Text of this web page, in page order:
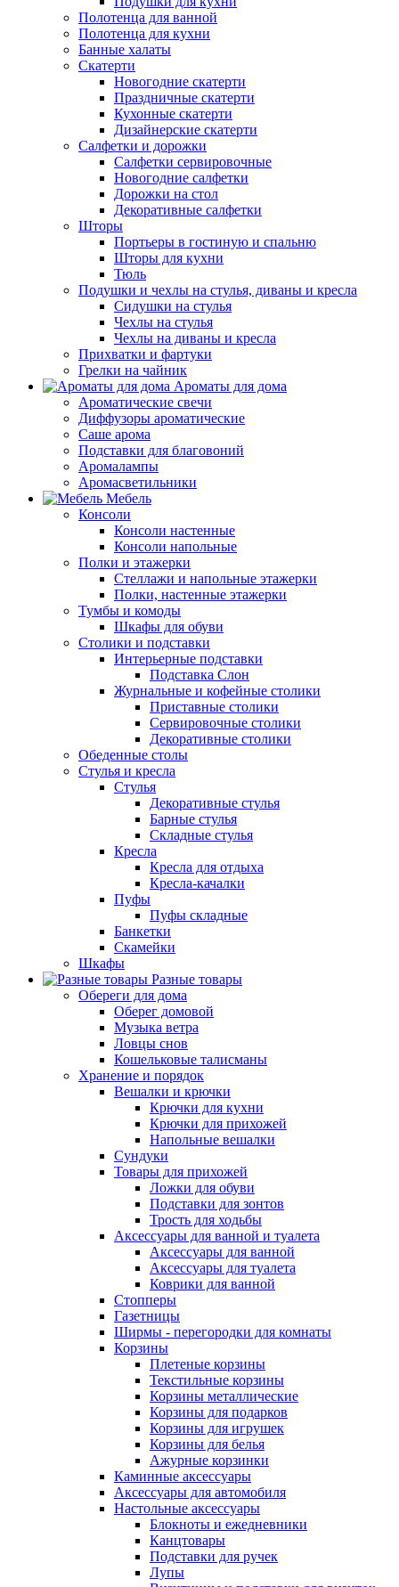
Полотенца для ванной
Полотенца для кухни
Банные халаты
Скатерти
Новогодние скатерти
Праздничные скатерти
Кухонные скатерти
Дизайнерские скатерти
Салфетки и дорожки
Салфетки сервировочные
Новогодние салфетки
Дорожки на стол
Декоративные салфетки
Шторы
Портьеры в гостиную и спальню
Шторы для кухни
Тюль
Подушки и чехлы на стулья, диваны и кресла
Сидушки на стулья
Чехлы на стулья
Чехлы на диваны и кресла
Прихватки и фартуки
Грелки на чайник
Ароматы для дома
Ароматические свечи
Диффузоры ароматические
Саше арома
Подставки для благовоний
Аромалампы
Аромасветильники
Мебель
Консоли
Консоли настенные
Консоли напольные
Полки и этажерки
Стеллажи и напольные этажерки
Полки, настенные этажерки
Тумбы и комоды
Шкафы для обуви
Столики и подставки
Интерьерные подставки
Подставка Слон
Журнальные и кофейные столики
Приставные столики
Сервировочные столики
Декоративные столики
Обеденные столы
Стулья и кресла
Стулья
Декоративные стулья
Барные стулья
Складные стулья
Кресла
Кресла для отдыха
Кресла-качалки
Пуфы
Пуфы складные
Банкетки
Скамейки
Шкафы
Разные товары
Обереги для дома
Оберег домовой
Музыка ветра
Ловцы снов
Кошельковые талисманы
Хранение и порядок
Вешалки и крючки
Крючки для кухни
Крючки для прихожей
Напольные вешалки
Сундуки
Товары для прихожей
Ложки для обуви
Подставки для зонтов
Трость для ходьбы
Аксессуары для ванной и туалета
Аксессуары для ванной
Аксессуары для туалета
Коврики для ванной
Стопперы
Газетницы
Ширмы - перегородки для комнаты
Корзины
Плетеные корзины
Текстильные корзины
Корзины металлические
Корзины для подарков
Корзины для игрушек
Корзины для белья
Ажурные корзинки
Каминные аксессуары
Аксессуары для автомобиля
Настольные аксессуары
Блокноты и ежедневники
Канцтовары
Подставки для ручек
Лупы